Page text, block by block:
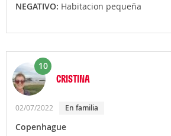
NEGATIVO: Habitacion pequeña
10
CRISTINA
02/07/2022 En familia
Copenhague